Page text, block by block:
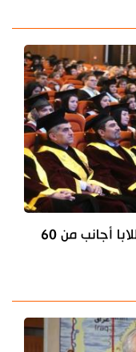
جامعات الطب الإيرانية تستقطب طلابا أجانب من 60